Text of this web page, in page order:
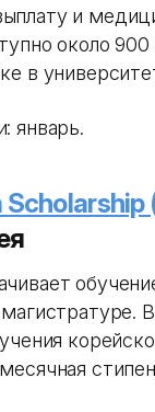
и
около
в
январь.
Scholarship